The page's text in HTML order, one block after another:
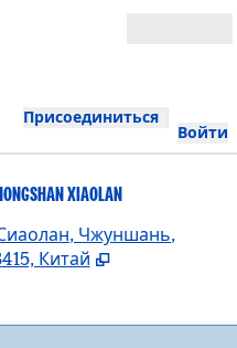
Присоединиться
Войти
XIAOLAN
Чжуншань,
Китай